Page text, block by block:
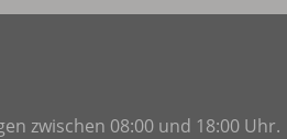
zwischen 08:00 und 18:00 Uhr.